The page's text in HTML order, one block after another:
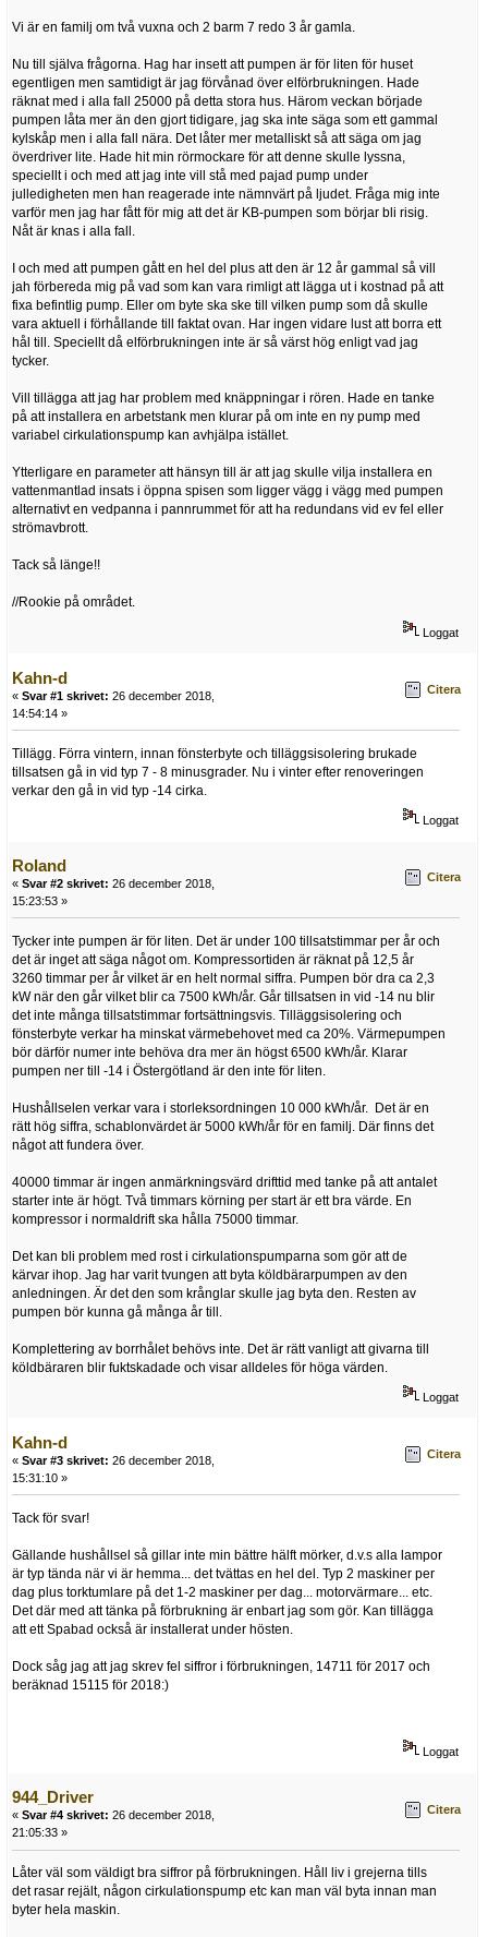
Vi är en familj om två vuxna och 2 barm 7 redo 3 år gamla.
Nu till själva frågorna. Hag har insett att pumpen är för liten för huset
egentligen men samtidigt är jag förvånad över elförbrukningen. Hade
räknat med i alla fall 25000 på detta stora hus. Härom veckan började
pumpen låta mer än den gjort tidigare, jag ska inte säga som ett gammal
kylskåp men i alla fall nära. Det låter mer metalliskt så att säga om jag
överdriver lite. Hade hit min rörmockare för att denne skulle lyssna,
speciellt i och med att jag inte vill stå med pajad pump under
julledigheten men han reagerade inte nämnvärt på ljudet. Fråga mig inte
varför men jag har fått för mig att det är KB-pumpen som börjar bli risig.
Nåt är knas i alla fall.
I och med att pumpen gått en hel del plus att den är 12 år gammal så vill
jah förbereda mig på vad som kan vara rimligt att lägga ut i kostnad på att
fixa befintlig pump. Eller om byte ska ske till vilken pump som då skulle
vara aktuell i förhållande till faktat ovan. Har ingen vidare lust att borra ett
hål till. Speciellt då elförbrukningen inte är så värst hög enligt vad jag
tycker.
Vill tillägga att jag har problem med knäppningar i rören. Hade en tanke
på att installera en arbetstank men klurar på om inte en ny pump med
variabel cirkulationspump kan avhjälpa istället.
Ytterligare en parameter att hänsyn till är att jag skulle vilja installera en
vattenmantlad insats i öppna spisen som ligger vägg i vägg med pumpen
alternativt en vedpanna i pannrummet för att ha redundans vid ev fel eller
strömavbrott.
Tack så länge!!
//Rookie på området.
Loggat
Kahn-d
« Svar #1 skrivet: 26 december 2018,
14:54:14 »
Citera
Tillägg. Förra vintern, innan fönsterbyte och tilläggsisolering brukade
tillsatsen gå in vid typ 7 - 8 minusgrader. Nu i vinter efter renoveringen
verkar den gå in vid typ -14 cirka.
Loggat
Roland
« Svar #2 skrivet: 26 december 2018,
15:23:53 »
Citera
Tycker inte pumpen är för liten. Det är under 100 tillsatstimmar per år och
det är inget att säga något om. Kompressortiden är räknat på 12,5 år
3260 timmar per år vilket är en helt normal siffra. Pumpen bör dra ca 2,3
kW när den går vilket blir ca 7500 kWh/år. Går tillsatsen in vid -14 nu blir
det inte många tillsatstimmar fortsättningsvis. Tilläggsisolering och
fönsterbyte verkar ha minskat värmebehovet med ca 20%. Värmepumpen
bör därför numer inte behöva dra mer än högst 6500 kWh/år. Klarar
pumpen ner till -14 i Östergötland är den inte för liten.
Hushållselen verkar vara i storleksordningen 10 000 kWh/år. Det är en
rätt hög siffra, schablonvärdet är 5000 kWh/år för en familj. Där finns det
något att fundera över.
40000 timmar är ingen anmärkningsvärd drifttid med tanke på att antalet
starter inte är högt. Två timmars körning per start är ett bra värde. En
kompressor i normaldrift ska hålla 75000 timmar.
Det kan bli problem med rost i cirkulationspumparna som gör att de
kärvar ihop. Jag har varit tvungen att byta köldbärarpumpen av den
anledningen. Är det den som krånglar skulle jag byta den. Resten av
pumpen bör kunna gå många år till.
Komplettering av borrhålet behövs inte. Det är rätt vanligt att givarna till
köldbäraren blir fuktskadade och visar alldeles för höga värden.
Loggat
Kahn-d
« Svar #3 skrivet: 26 december 2018,
15:31:10 »
Citera
Tack för svar!
Gällande hushållsel så gillar inte min bättre hälft mörker, d.v.s alla lampor
är typ tända när vi är hemma... det tvättas en hel del. Typ 2 maskiner per
dag plus torktumlare på det 1-2 maskiner per dag... motorvärmare... etc.
Det där med att tänka på förbrukning är enbart jag som gör. Kan tillägga
att ett Spabad också är installerat under hösten.
Dock såg jag att jag skrev fel siffror i förbrukningen, 14711 för 2017 och
beräknad 15115 för 2018:)
Loggat
944_Driver
« Svar #4 skrivet: 26 december 2018,
21:05:33 »
Citera
Låter väl som väldigt bra siffror på förbrukningen. Håll liv i grejerna tills
det rasar rejält, någon cirkulationspump etc kan man väl byta innan man
byter hela maskin.